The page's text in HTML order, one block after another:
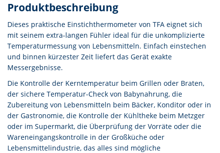
Produktbeschreibung
Dieses praktische Einstichthermometer von TFA eignet sich
mit seinem extra-langen Fühler ideal für die unkomplizierte
Temperaturmessung von Lebensmitteln. Einfach einstechen
und binnen kürzester Zeit liefert das Gerät exakte
Messergebnisse.
Die Kontrolle der Kerntemperatur beim Grillen oder Braten,
der sichere Temperatur-Check von Babynahrung, die
Zubereitung von Lebensmitteln beim Bäcker, Konditor oder in
der Gastronomie, die Kontrolle der Kühltheke beim Metzger
oder im Supermarkt, die Überprüfung der Vorräte oder die
Wareneingangskontrolle in der Großküche oder
Lebensmittelindustrie, das alles sind mögliche